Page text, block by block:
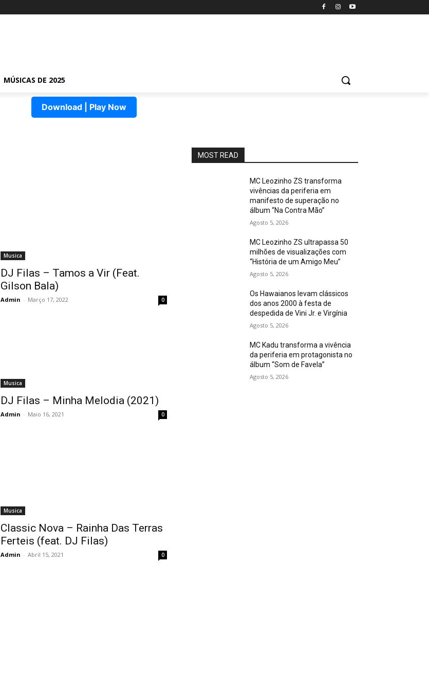
MÚSICAS DE 2025
Download | Play Now
Musica
DJ Filas – Tamos a Vir (Feat.
Gilson Bala)
Admin - Março 17, 2022 0
Musica
DJ Filas – Minha Melodia (2021)
Admin - Maio 16, 2021 0
Musica
Classic Nova – Rainha Das Terras
Ferteis (feat. DJ Filas)
Admin - Abril 15, 2021 0
MOST READ
MC Leozinho ZS transforma
vivências da periferia em
manifesto de superação no
álbum “Na Contra Mão”
Agosto 5, 2026
MC Leozinho ZS ultrapassa 50
milhões de visualizações com
“História de um Amigo Meu”
Agosto 5, 2026
Os Hawaianos levam clássicos
dos anos 2000 à festa de
despedida de Vini Jr. e Virgínia
Agosto 5, 2026
MC Kadu transforma a vivência
da periferia em protagonista no
álbum “Som de Favela”
Agosto 5, 2026